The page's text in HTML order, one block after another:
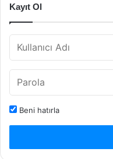
Kayıt Ol
Beni hatırla